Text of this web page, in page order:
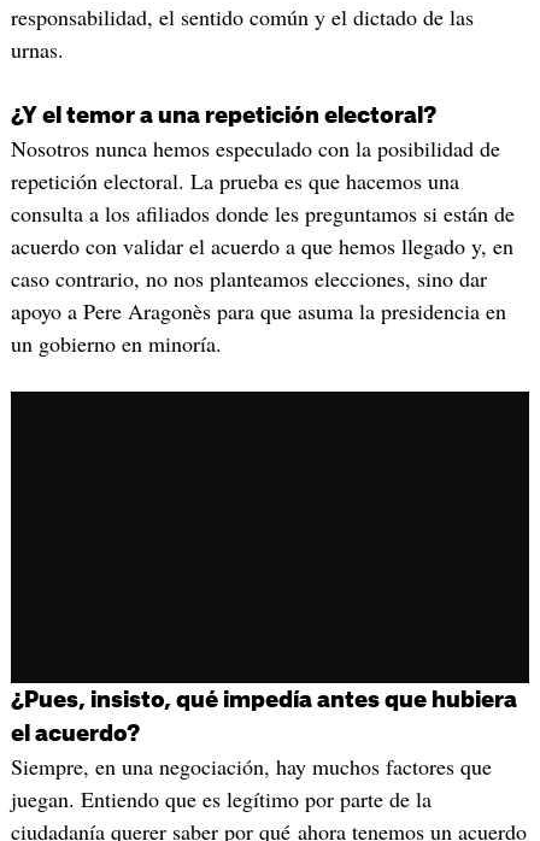
responsabilidad, el sentido común y el dictado de las
urnas.
¿Y el temor a una repetición electoral?
Nosotros nunca hemos especulado con la posibilidad de
repetición electoral. La prueba es que hacemos una
consulta a los afiliados donde les preguntamos si están de
acuerdo con validar el acuerdo a que hemos llegado y, en
caso contrario, no nos planteamos elecciones, sino dar
apoyo a Pere Aragonès para que asuma la presidencia en
un gobierno en minoría.
¿Pues, insisto, qué impedía antes que hubiera
el acuerdo?
Siempre, en una negociación, hay muchos factores que
juegan. Entiendo que es legítimo por parte de la
ciudadanía querer saber por qué ahora tenemos un acuerdo